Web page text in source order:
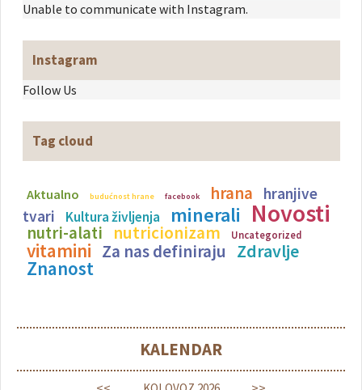
Unable to communicate with Instagram.
Instagram
Follow Us
Tag cloud
Aktualno budućnost hrane facebook hrana
hranjive
tvari
Kultura življenja minerali Novosti
nutri-alati nutricionizam Uncategorized
vitamini Za nas definiraju Zdravlje
Znanost
KALENDAR